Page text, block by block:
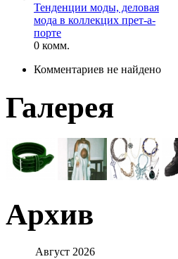
Тенденции моды, деловая
мода в коллекцих прет-а-
порте
0 комм.
Комментариев не найдено
Галерея
Архив
Август 2026